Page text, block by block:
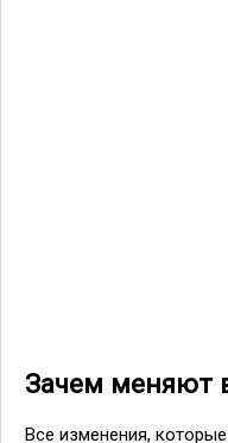
Зачем меняют
Все изменения,